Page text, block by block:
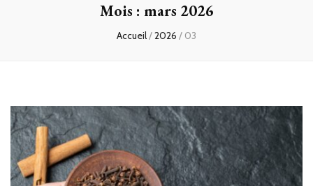
Mois : mars 2026
Accueil/2026 / 03